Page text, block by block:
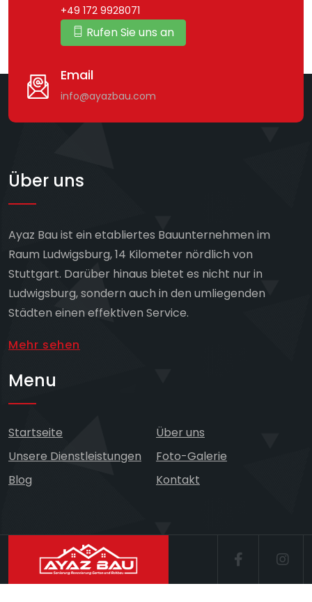
+49 172 9928071
Rufen Sie uns an
Email
info@ayazbau.com
Über uns
Ayaz Bau ist ein etabliertes Bauunternehmen im
Raum Ludwigsburg, 14 Kilometer nördlich von
Stuttgart. Darüber hinaus bietet es nicht nur in
Ludwigsburg, sondern auch in den umliegenden
Städten einen effektiven Service.
Mehr sehen
Menu
Startseite
Über uns
Unsere Dienstleistungen
Foto-Galerie
Blog
Kontakt